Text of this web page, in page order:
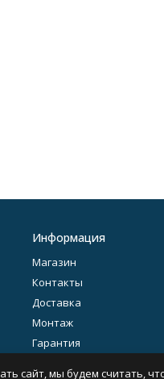
Информация
Магазин
Контакты
Доставка
Монтаж
Гарантия
сайт, мы будем считать,